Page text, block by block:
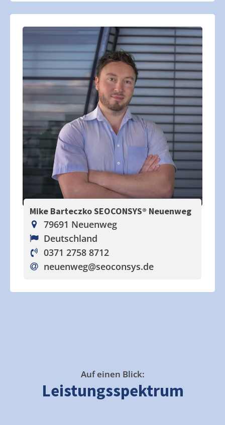
Mike Barteczko SEOCONSYS® Neuenweg
79691 Neuenweg
Deutschland
0371 2758 8712
neuenweg@seoconsys.de
Auf einen Blick:
Leistungsspektrum